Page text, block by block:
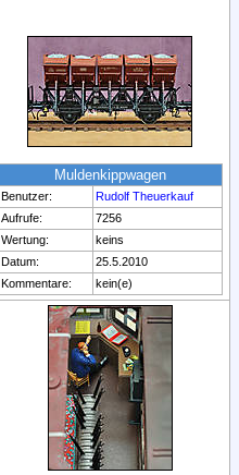
Muldenkippwagen
Benutzer:
Rudolf Theuerkauf
Aufrufe:
7256
Wertung:
keins
Datum:
25.5.2010
Kommentare:
kein(e)